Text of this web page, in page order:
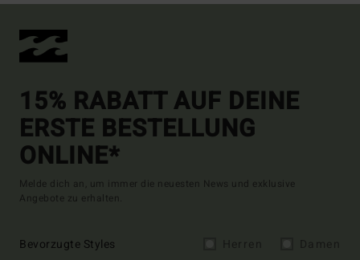
15% RABATT AUF DEINE
ERSTE BESTELLUNG
ONLINE*
Melde dich an, um immer die neuesten News und exklusive
Angebote zu erhalten.
Bevorzugte Styles